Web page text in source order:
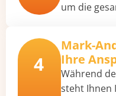
um die
4
Mark-
Ihre
Während
steht Ihnen